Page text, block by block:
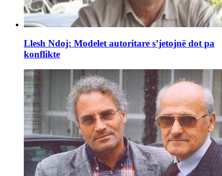
Llesh Ndoj: Modelet autoritare s’jetojnë dot pa
konflikte